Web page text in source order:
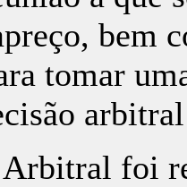
bem
tomar
foi